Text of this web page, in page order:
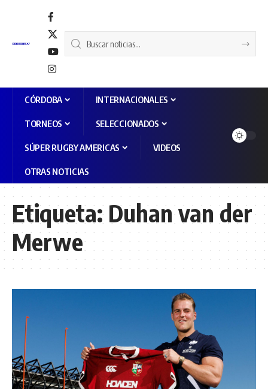
CÓRDOBA INTERNACIONALES
TORNEOS SELECCIONADOS
SÚPER RUGBY AMERICAS VIDEOS
OTRAS NOTICIAS
Etiqueta: Duhan van der
Merwe